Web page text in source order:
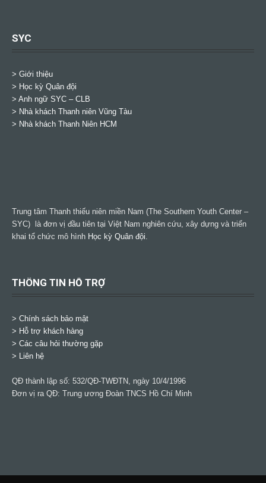
SYC
> Giới thiệu
> Học kỳ Quân đội
> Anh ngữ SYC – CLB
> Nhà khách Thanh niên Vũng Tàu
> Nhà khách Thanh Niên HCM
Trung tâm Thanh thiếu niên miền Nam (The Southern Youth Center –
SYC) là đơn vị đầu tiên tại Việt Nam nghiên cứu, xây dựng và triển
khai tổ chức mô hình Học kỳ Quân đội.
THÔNG TIN HỖ TRỢ
> Chính sách bảo mật
> Hỗ trợ khách hàng
> Các câu hỏi thường gặp
> Liên hệ
QĐ thành lập số: 532/QĐ-TWĐTN, ngày 10/4/1996
Đơn vị ra QĐ: Trung ương Đoàn TNCS Hồ Chí Minh